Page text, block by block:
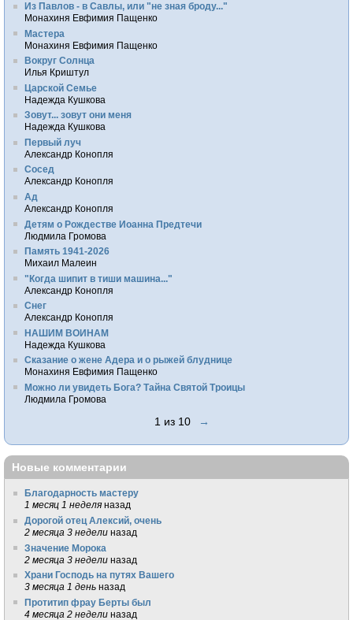
Из Павлов - в Савлы, или "не зная броду..."
Монахиня Евфимия Пащенко
Мастера
Монахиня Евфимия Пащенко
Вокруг Солнца
Илья Криштул
Царской Семье
Надежда Кушкова
Зовут... зовут они меня
Надежда Кушкова
Первый луч
Александр Конопля
Сосед
Александр Конопля
Ад
Александр Конопля
Детям о Рождестве Иоанна Предтечи
Людмила Громова
Память 1941-2026
Михаил Малеин
"Когда шипит в тиши машина..."
Александр Конопля
Снег
Александр Конопля
НАШИМ ВОИНАМ
Надежда Кушкова
Сказание о жене Адера и о рыжей блуднице
Монахиня Евфимия Пащенко
Можно ли увидеть Бога? Тайна Святой Троицы
Людмила Громова
1 из 10 →
Новые комментарии
Благодарность мастеру
1 месяц 1 неделя назад
Дорогой отец Алексий, очень
2 месяца 3 недели назад
Значение Морока
2 месяца 3 недели назад
Храни Господь на путях Вашего
3 месяца 1 день назад
Протитип фрау Берты был
4 месяца 2 недели назад